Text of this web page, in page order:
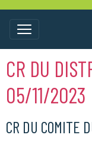
CR DU
05/11/2023
CR DU COMITE